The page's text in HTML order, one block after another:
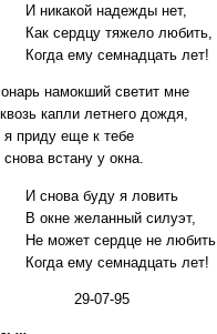
никакой надежды нет,
сердцу тяжело любить,
ему семнадцать лет!
намокший светит мне
капли летнего дождя,
я приду еще к тебе
снова встану у окна.
снова буду я ловить
окне желанный силуэт,
может сердце не любить,
ему семнадцать лет!
07-95